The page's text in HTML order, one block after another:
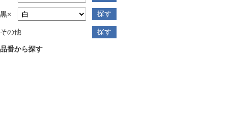
黒×
その他
品番から探す